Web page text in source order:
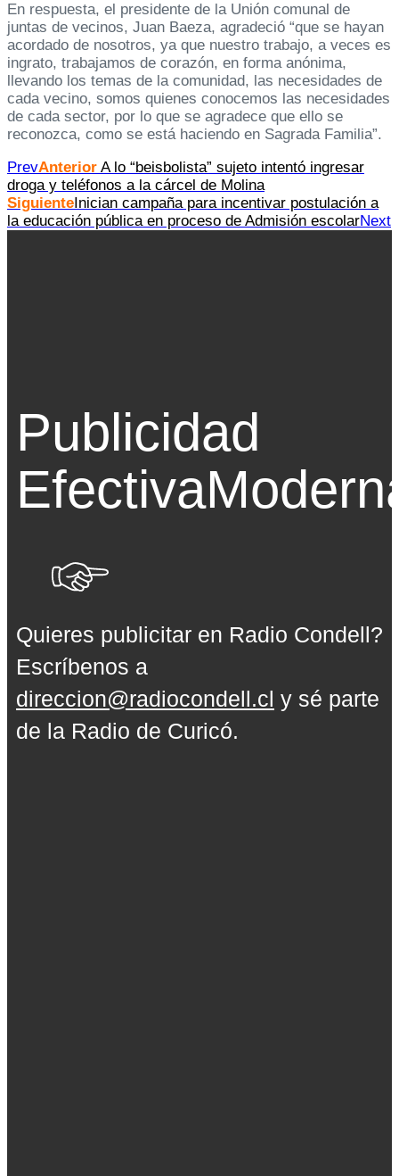
En respuesta, el presidente de la Unión comunal de
juntas de vecinos, Juan Baeza, agradeció “que se hayan
acordado de nosotros, ya que nuestro trabajo, a veces es
ingrato, trabajamos de corazón, en forma anónima,
llevando los temas de la comunidad, las necesidades de
cada vecino, somos quienes conocemos las necesidades
de cada sector, por lo que se agradece que ello se
reconozca, como se está haciendo en Sagrada Familia”.
PrevAnterior A lo “beisbolista” sujeto intentó ingresar
droga y teléfonos a la cárcel de Molina
SiguienteInician campaña para incentivar postulación a
la educación pública en proceso de Admisión escolarNext
Publicidad
Efectiva
Quieres publicitar en Radio Condell?
Escríbenos a
direccion@radiocondell.cl y sé parte
de la Radio de Curicó.